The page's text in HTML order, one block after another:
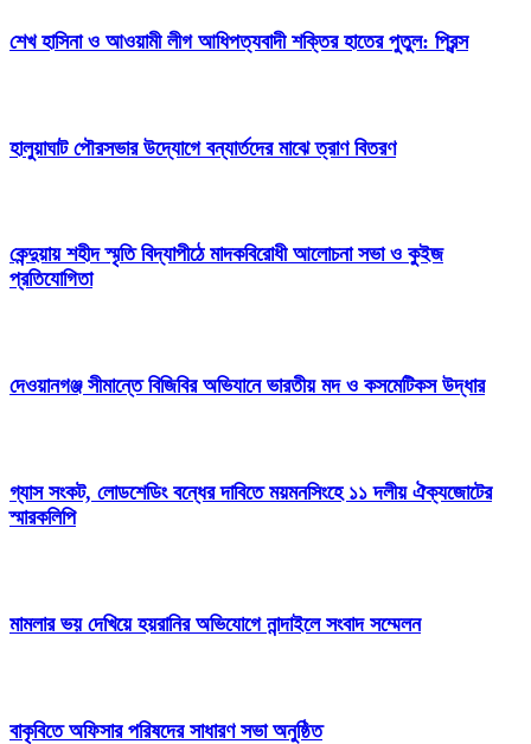
শেখ হাসিনা ও আওয়ামী লীগ আধিপত্যবাদী শক্তির হাতের পুতুল: প্রিন্স
হালুয়াঘাট পৌরসভার উদ্যোগে বন্যার্তদের মাঝে ত্রাণ বিতরণ
কেন্দুয়ায় শহীদ স্মৃতি বিদ্যাপীঠে মাদকবিরোধী আলোচনা সভা ও কুইজ
প্রতিযোগিতা
দেওয়ানগঞ্জ সীমান্তে বিজিবির অভিযানে ভারতীয় মদ ও কসমেটিকস উদ্ধার
গ্যাস সংকট, লোডশেডিং বন্ধের দাবিতে ময়মনসিংহে ১১ দলীয় ঐক্যজোটের
স্মারকলিপি
মামলার ভয় দেখিয়ে হয়রানির অভিযোগে নান্দাইলে সংবাদ সম্মেলন
বাকৃবিতে অফিসার পরিষদের সাধারণ সভা অনুষ্ঠিত